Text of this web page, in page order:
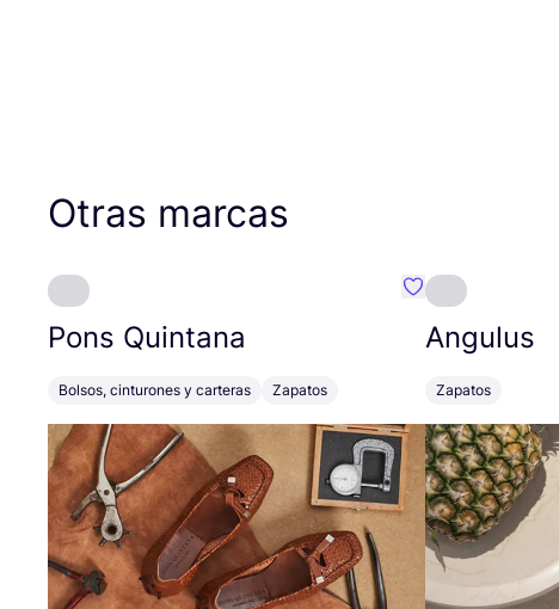
Otras marcas
Pons Quintana
Bolsos, cinturones y carteras Zapatos
Favoritos
Angulus
Zapatos